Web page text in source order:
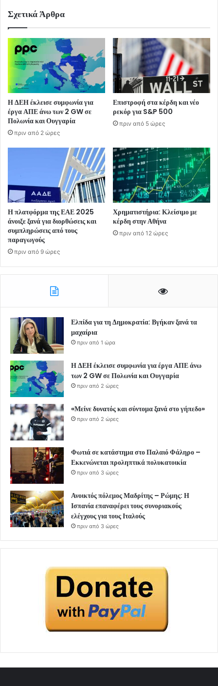
Σχετικά Άρθρα
Η ΔΕΗ έκλεισε συμφωνία για
έργα ΑΠΕ άνω των 2 GW σε
Πολωνία και Ουγγαρία
πριν από 2 ώρες
Επιστροφή στα κέρδη και νέο
ρεκόρ για S&P 500
πριν από 5 ώρες
Η πλατφόρμα της ΕΑΕ 2025
άνοιξε ξανά για διορθώσεις και
συμπληρώσεις από τους
παραγωγούς
πριν από 9 ώρες
Χρηματιστήρια: Κλείσιμο με
κέρδη στην Αθήνα
πριν από 12 ώρες
Ελπίδα για τη Δημοκρατία: Βγήκαν ξανά τα
μαχαίρια
πριν από 1 ώρα
Η ΔΕΗ έκλεισε συμφωνία για έργα ΑΠΕ άνω
των 2 GW σε Πολωνία και Ουγγαρία
πριν από 2 ώρες
«Μείνε δυνατός και σύντομα ξανά στο γήπεδο»
πριν από 2 ώρες
Φωτιά σε κατάστημα στο Παλαιό Φάληρο –
Εκκενώνεται προληπτικά πολυκατοικία
πριν από 3 ώρες
Ανοικτός πόλεμος Μαδρίτης – Ρώμης: Η
Ισπανία επαναφέρει τους συνοριακούς
ελέγχους για τους Ιταλούς
πριν από 3 ώρες